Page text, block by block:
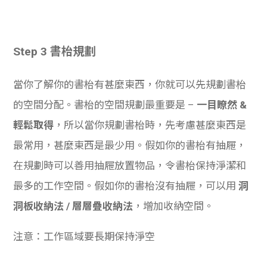
Step 3 書枱規劃
當你了解你的書枱有甚麼東西，你就可以先規劃書枱
的空間分配。書枱的空間規劃最重要是 – 一目瞭然 &
輕鬆取得 ，所以當你規劃書枱時，先考慮甚麼東西是
最常用，甚麼東西是最少用。假如你的書枱有抽屜，
在規劃時可以善用抽屜放置物品，令書枱保持淨潔和
最多的工作空間。假如你的書枱沒有抽屜，可以用洞
洞板收納法 / 層層疊收納法 ，增加收納空間。
注意：工作區域要長期保持淨空